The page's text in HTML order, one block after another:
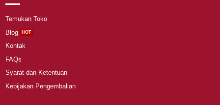
Temukan Toko
Blog
Kontak
FAQs
Syarat dan Ketentuan
Kebijakan Pengembalian